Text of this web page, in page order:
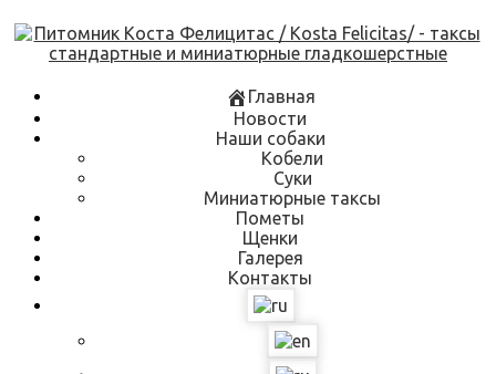
Skip
to
content
Главная
Новости
Наши собаки
Кобели
Суки
Миниатюрные таксы
Пометы
Щенки
Галерея
Контакты